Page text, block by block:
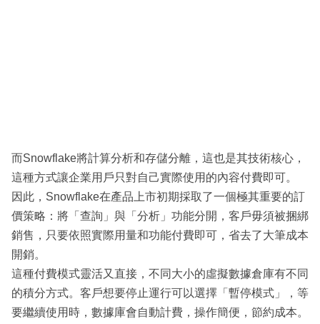
而Snowflake將計算分析和存儲分離，這也是其技術核心，
這種方式讓企業用戶只對自己實際使用的內容付費即可。
因此，Snowflake在產品上市初期採取了一個極其重要的訂
價策略：將「查詢」與「分析」功能分開，客戶毋須被捆綁
銷售，只要依照實際用量和功能付費即可，省去了大筆成本
開銷。
這種付費模式靈活又直接，不同大小的虛擬數據倉庫有不同
的積分方式。客戶想要停止運行可以選擇「暫停模式」，等
要繼續使用時，數據庫會自動計費，操作簡便，節約成本。